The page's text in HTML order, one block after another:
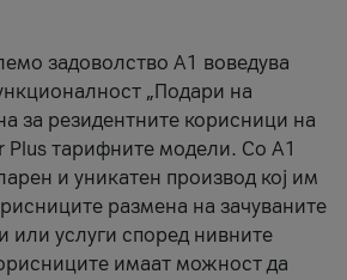
задоволство А1 воведува
„Подари на
за резидентните корисници на
Plus тарифните модели. Со A1
и уникатен производ кој им
размена на зачуваните
или услуги според нивните
имаат можност да